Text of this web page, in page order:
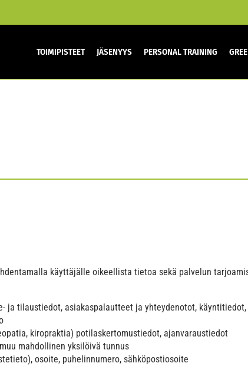
TOIMIPISTEET JÄSENYYS PERSONAL TRAINING
käyttäjälle oikeellista tietoa sekä palvelun
ja tilaustiedot, asiakaspalautteet ja yhteydenotot,
kiropraktia) potilaskertomustiedot, ajanvaraustiedot
mahdollinen yksilöivä tunnus
osoite, puhelinnumero, sähköpostiosoite